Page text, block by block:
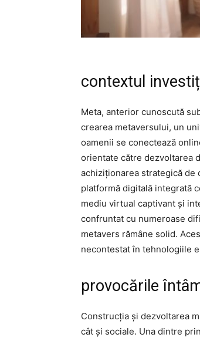
contextul
Meta, anterior cunoscută
crearea metaversului, un
oamenii se conectează
orientate către dezvoltarea
achiziționarea strategică de
platformă digitală integrată
mediu virtual captivant și
confruntat cu numeroase
metavers rămâne solid.
necontestat în tehnologiile
provocările
Construcția și dezvoltarea
cât și sociale. Una dintre